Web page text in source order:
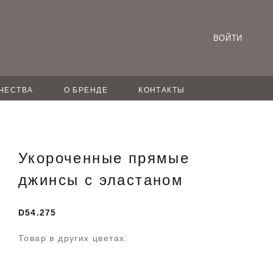
ВОЙТИ
О БРЕНДЕ КОНТАКТЫ
Укороченные прямые
джинсы с эластаном
D54.275
Товар в других цветах: